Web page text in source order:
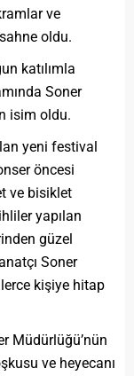
ve
oldu.
katılımla
Soner
isim oldu.
yeni festival
öncesi
ve bisiklet
yapılan
güzel
Soner
kişiye hitap
Müdürlüğü’nün
ve heyecanı